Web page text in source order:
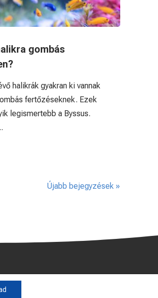
gombás
halikrák gyakran ki vannak
fertőzéseknek. Ezek
legismertebb a Byssus.
Újabb bejegyzések »